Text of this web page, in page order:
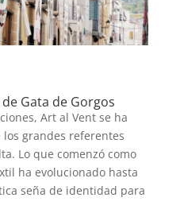
Gata de Gorgos
Art al Vent se ha
grandes referentes
Lo que comenzó como
ha evolucionado hasta
seña de identidad para